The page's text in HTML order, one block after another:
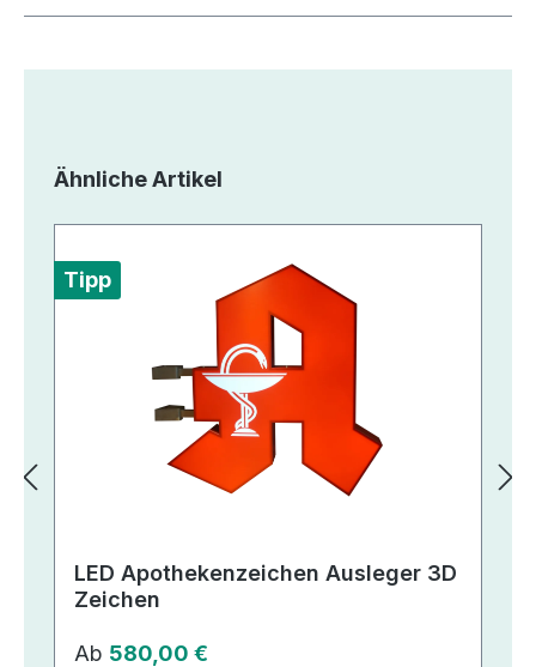
Produktgalerie überspringen
Ähnliche Artikel
Tipp
LED Apothekenzeichen Ausleger 3D
Zeichen
Regulärer Preis:
Ab 580,00 €